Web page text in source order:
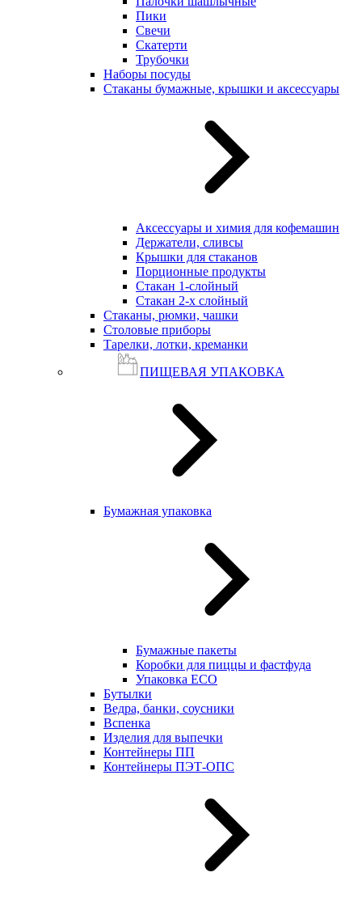
Пики
Свечи
Скатерти
Трубочки
Наборы посуды
Стаканы бумажные, крышки и аксессуары
Аксессуары и химия для кофемашин
Держатели, сливсы
Крышки для стаканов
Порционные продукты
Стакан 1-слойный
Стакан 2-х слойный
Стаканы, рюмки, чашки
Столовые приборы
Тарелки, лотки, креманки
ПИЩЕВАЯ УПАКОВКА
Бумажная упаковка
Бумажные пакеты
Коробки для пиццы и фастфуда
Упаковка ECO
Бутылки
Ведра, банки, соусники
Вспенка
Изделия для выпечки
Контейнеры ПП
Контейнеры ПЭТ-ОПС